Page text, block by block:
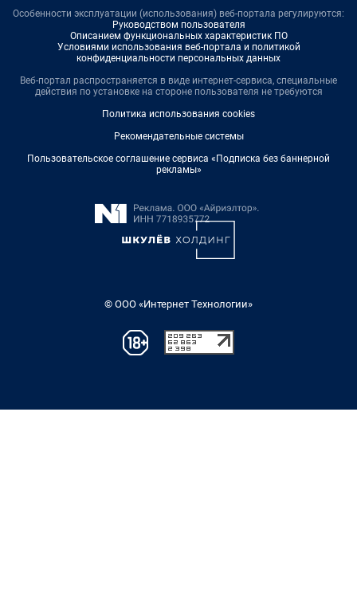
Особенности эксплуатации (использования) веб-портала регулируются:
Руководством пользователя
Описанием функциональных характеристик ПО
Условиями использования веб-портала и политикой
конфиденциальности персональных данных
Веб-портал распространяется в виде интернет-сервиса, специальные
действия по установке на стороне пользователя не требуются
Политика использования cookies
Рекомендательные системы
Пользовательское соглашение сервиса «Подписка без баннерной
рекламы»
© ООО «Интернет Технологии»